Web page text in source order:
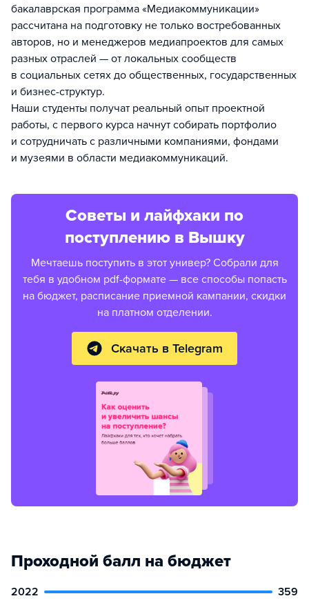
бакалаврская программа «Медиакоммуникации»
рассчитана на подготовку не только востребованных
авторов, но и менеджеров медиапроектов для самых
разных отраслей — от локальных сообществ
в социальных сетях до общественных, государственных
и бизнес-структур.
Наши студенты получат реальный опыт проектной
работы, с первого курса начнут собирать портфолио
и сотрудничать с различными компаниями, фондами
и музеями в области медиакоммуникаций.
Советы и лайфхаки по
поступлению в Вышку
Мечтаешь поступить в этот универ? Собрали для
тебя в удобном pdf-формате — все способы попасть
на бюджет, расписание приемной кампании, скидки
на платном отделении.
Скачать в Telegram
Проходной балл на бюджет
2022
359